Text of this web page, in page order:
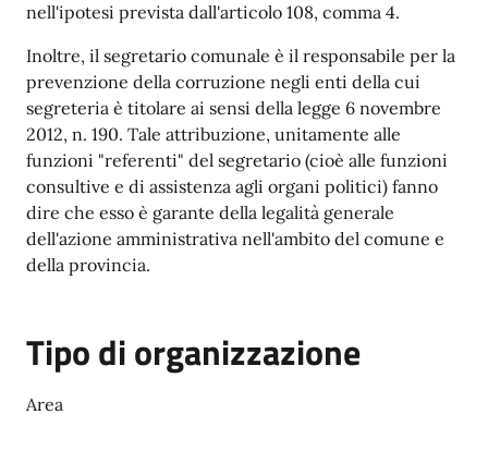
nell'ipotesi prevista dall'articolo 108, comma 4.
Inoltre, il segretario comunale è il responsabile per la
prevenzione della corruzione negli enti della cui
segreteria è titolare ai sensi della legge 6 novembre
2012, n. 190. Tale attribuzione, unitamente alle
funzioni "referenti" del segretario (cioè alle funzioni
consultive e di assistenza agli organi politici) fanno
dire che esso è garante della legalità generale
dell'azione amministrativa nell'ambito del comune e
della provincia.
Tipo di organizzazione
Area